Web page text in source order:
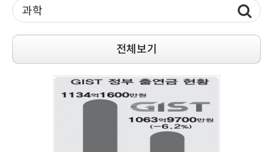
전체보기